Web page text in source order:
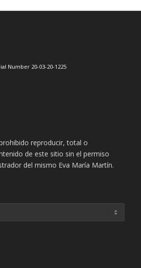
Number 20-03-20-1225
reproducir, total o
de este sitio sin el permiso
del mismo Eva María Martín.